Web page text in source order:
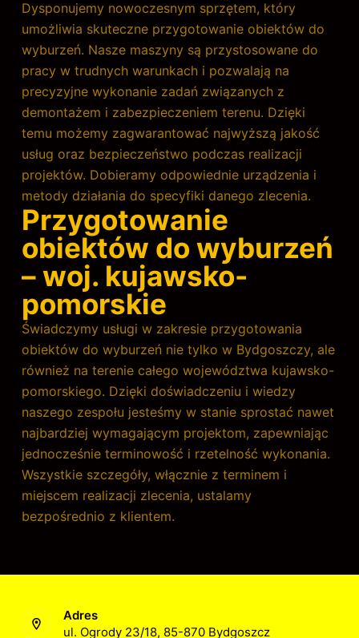
Dysponujemy nowoczesnym sprzętem, który
umożliwia skuteczne przygotowanie obiektów do
wyburzeń. Nasze maszyny są przystosowane do
pracy w trudnych warunkach i pozwalają na
precyzyjne wykonanie zadań związanych z
demontażem i zabezpieczeniem terenu. Dzięki
temu możemy zagwarantować najwyższą jakość
usług oraz bezpieczeństwo podczas realizacji
projektów. Dobieramy odpowiednie urządzenia i
metody działania do specyfiki danego zlecenia.
Przygotowanie
obiektów do wyburzeń
– woj. kujawsko-
pomorskie
Świadczymy usługi w zakresie przygotowania
obiektów do wyburzeń nie tylko w Bydgoszczy, ale
również na terenie całego województwa kujawsko-
pomorskiego. Dzięki doświadczeniu i wiedzy
naszego zespołu jesteśmy w stanie sprostać nawet
najbardziej wymagającym projektom, zapewniając
jednocześnie terminowość i rzetelność wykonania.
Wszystkie szczegóły, włącznie z terminem i
miejscem realizacji zlecenia, ustalamy
bezpośrednio z klientem.
Adres
ul. Ogrody 23/18, 85-870 Bydgoszcz